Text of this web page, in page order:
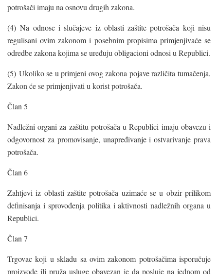
potrošači imaju na osnovu drugih zakona.
(4) Na odnose i slučajeve iz oblasti zaštite potrošača koji nisu
regulisani ovim zakonom i posebnim propisima primjenjivaće se
odredbe zakona kojima se uređuju obligacioni odnosi u Republici.
(5) Ukoliko se u primjeni ovog zakona pojave različita tumačenja,
Zakon će se primjenjivati u korist potrošača.
Član 5
Nadležni organi za zaštitu potrošača u Republici imaju obavezu i
odgovornost za promovisanje, unapređivanje i ostvarivanje prava
potrošača.
Član 6
Zahtjevi iz oblasti zaštite potrošača uzimaće se u obzir prilikom
definisanja i sprovođenja politika i aktivnosti nadležnih organa u
Republici.
Član 7
Trgovac koji u skladu sa ovim zakonom potrošačima isporučuje
proizvode ili pruža usluge obavezan je da posluje na jednom od